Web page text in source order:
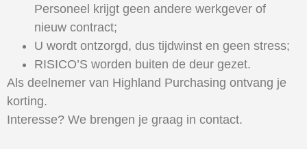
Personeel krijgt geen andere werkgever of
nieuw contract;
U wordt ontzorgd, dus tijdwinst en geen stress;
RISICO’S worden buiten de deur gezet.
Als deelnemer van Highland Purchasing ontvang je
korting.
Interesse? We brengen je graag in contact.